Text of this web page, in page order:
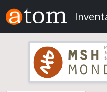
Skip to main content